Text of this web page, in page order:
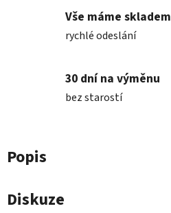
Vše máme skladem
rychlé odeslání
30 dní na výměnu
bez starostí
Popis
Diskuze